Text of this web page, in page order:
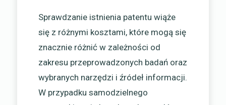
Sprawdzanie istnienia patentu wiąże
się z różnymi kosztami, które mogą się
znacznie różnić w zależności od
zakresu przeprowadzonych badań oraz
wybranych narzędzi i źródeł informacji.
W przypadku samodzielnego